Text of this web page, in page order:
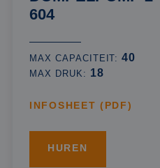
604
MAX CAPACITEIT:40
MAX DRUK: 18
INFOSHEET (PDF)
HUREN